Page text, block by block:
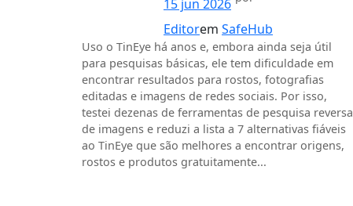
15 jun 2026
Editorem SafeHub
Uso o TinEye há anos e, embora ainda seja útil
para pesquisas básicas, ele tem dificuldade em
encontrar resultados para rostos, fotografias
editadas e imagens de redes sociais. Por isso,
testei dezenas de ferramentas de pesquisa reversa
de imagens e reduzi a lista a 7 alternativas fiáveis
ao TinEye que são melhores a encontrar origens,
rostos e produtos gratuitamente...